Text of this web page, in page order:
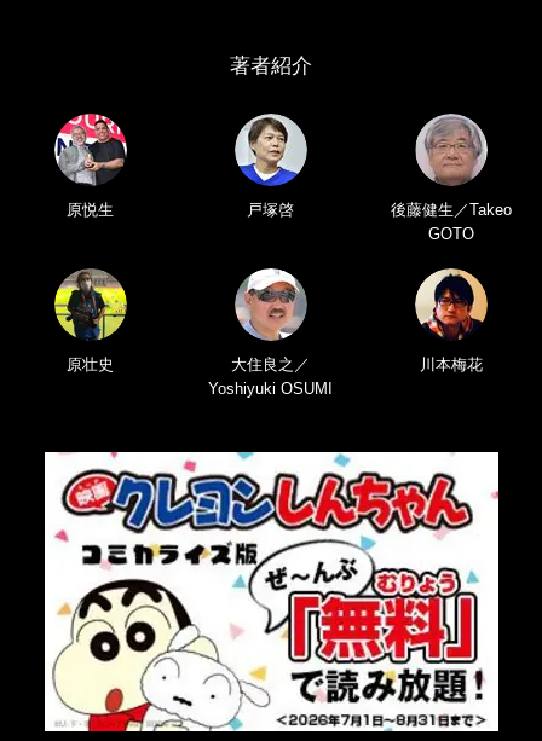
著者紹介
原悦生 戸塚啓
後藤健生／Takeo
GOTO
原壮史
大住良之／
Yoshiyuki OSUMI
川本梅花